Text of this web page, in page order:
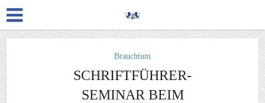
Brauchtum
SCHRIFTFÜHRER-
SEMINAR BEIM